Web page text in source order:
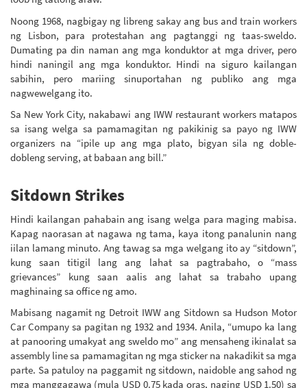
Noong 1968, nagbigay ng libreng sakay ang bus and train workers
ng Lisbon, para protestahan ang pagtanggi ng taas-sweldo.
Dumating pa din naman ang mga konduktor at mga driver, pero
hindi naningil ang mga konduktor. Hindi na siguro kailangan
sabihin, pero mariing sinuportahan ng publiko ang mga
nagwewelgang ito.
Sa New York City, nakabawi ang IWW restaurant workers matapos
sa isang welga sa pamamagitan ng pakikinig sa payo ng IWW
organizers na “ipile up ang mga plato, bigyan sila ng doble-
dobleng serving, at babaan ang bill.”
Sitdown Strikes
Hindi kailangan pahabain ang isang welga para maging mabisa.
Kapag naorasan at nagawa ng tama, kaya itong panalunin nang
iilan lamang minuto. Ang tawag sa mga welgang ito ay “sitdown”,
kung saan titigil lang ang lahat sa pagtrabaho, o “mass
grievances” kung saan aalis ang lahat sa trabaho upang
maghinaing sa office ng amo.
Mabisang nagamit ng Detroit IWW ang Sitdown sa Hudson Motor
Car Company sa pagitan ng 1932 and 1934. Anila, “umupo ka lang
at panooring umakyat ang sweldo mo” ang mensaheng ikinalat sa
assembly line sa pamamagitan ng mga sticker na nakadikit sa mga
parte. Sa patuloy na paggamit ng sitdown, naidoble ang sahod ng
mga manggagawa (mula USD 0.75 kada oras, naging USD 1.50) sa